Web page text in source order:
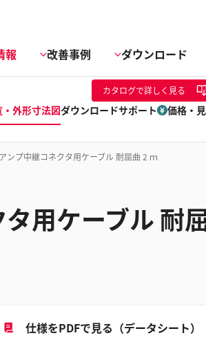
報 改善事例 ダウンロード
カタログで詳しく見る
外形寸法図ダウンロードサポート 価格・
ンプ中継コネクタ用ケーブル 耐屈曲 2 ｍ
用ケーブル 耐
仕様をPDFで見る（データシート）